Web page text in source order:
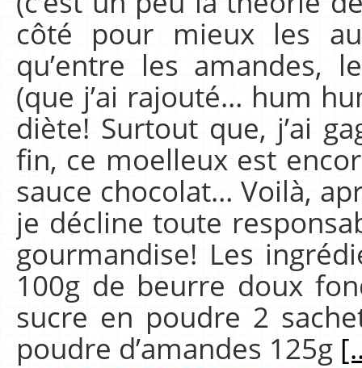
côté pour mieux les
qu’entre les amandes,
(que j’ai rajouté… hum
diète! Surtout que, j’ai
fin, ce moelleux est
sauce chocolat… Voilà,
je décline toute
gourmandise! Les
100g de beurre doux
sucre en poudre 2
poudre d’amandes 125g